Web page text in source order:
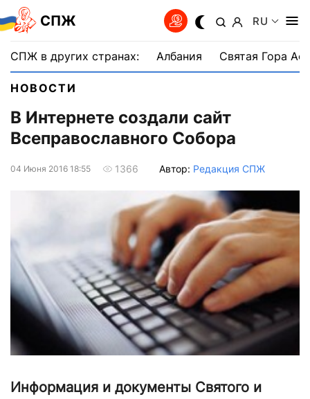
СПЖ RU
СПЖ в других странах: Албания Святая Гора
НОВОСТИ
В Интернете создали сайт
Всеправославного Собора
04 Июня 2016 18:55 1366 Автор: Редакция СПЖ
Информация и документы Святого и